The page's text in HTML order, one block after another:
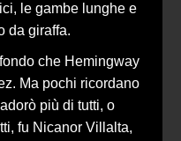
le gambe lunghe e
da giraffa.
che Hemingway
Ma pochi ricordano
più di tutti, o
fu Nicanor Villalta,